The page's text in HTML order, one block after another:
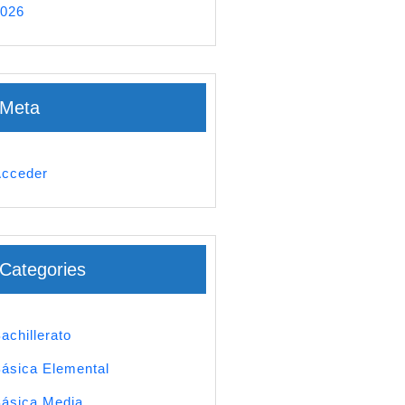
Meta
Categories
Elemental
Media